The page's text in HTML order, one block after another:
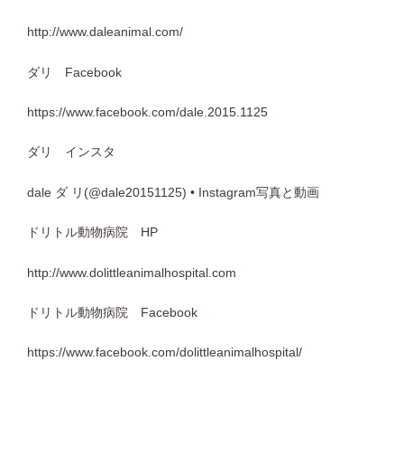
http://www.daleanimal.com/
ダリ Facebook
https://www.facebook.com/dale.2015.1125
ダリ インスタ
dale ダ リ (@dale20151125) • Instagram写真と動画
ドリトル動物病院 HP
http://www.dolittleanimalhospital.com
ドリトル動物病院 Facebook
https://www.facebook.com/dolittleanimalhospital/